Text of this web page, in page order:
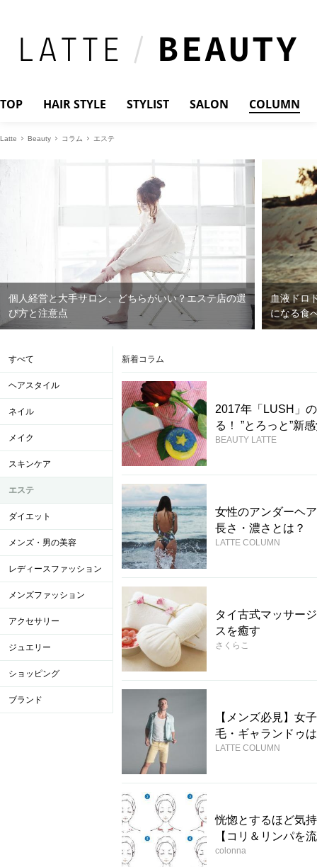
TOP HAIR STYLE STYLIST SALON COLUMN
Latte Beauty コラム エステ
個人経営と大手サロン、どちらがいい？エステ店の選
び方と注意点
血液ドロ
になる食
すべて
ヘアスタイル
ネイル
メイク
スキンケア
エステ
ダイエット
メンズ・男の美容
レディースファッション
メンズファッション
アクセサリー
ジュエリー
ショッピング
ブランド
新着コラム
2017年「LUSH」
る！ ”とろっと”新
BEAUTY LATTE
女性のアンダーヘ
長さ・濃さとは？
LATTE COLUMN
タイ古式マッサー
スを癒す
さくらこ
【メンズ必見】女
毛・ギャランドゥ
LATTE COLUMN
恍惚とするほど気
【コリ＆リンパを
colonna